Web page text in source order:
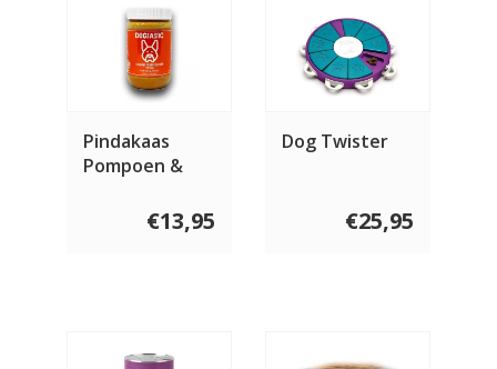
Pindakaas
Pompoen &
€13,95
Dog Twister
€25,95